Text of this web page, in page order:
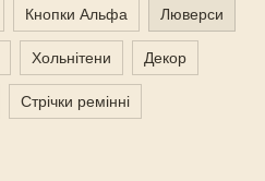
Кнопки Альфа Люверси
Хольнітени Декор
Стрічки ремінні